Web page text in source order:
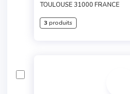
TOULOUSE 31000 FRANCE
3 produits